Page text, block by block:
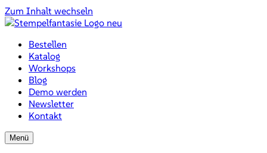
Zum Inhalt wechseln
Bestellen
Katalog
Workshops
Blog
Demo werden
Newsletter
Kontakt
Menü